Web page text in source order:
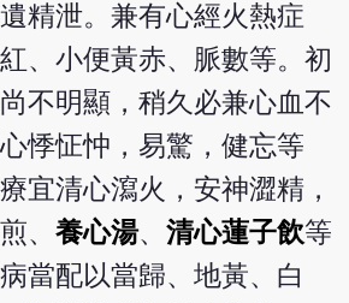
精泄。兼有心經火熱症
、小便黃赤、脈數等。初
不明顯，稍久必兼心血不
悸怔忡，易驚，健忘等
宜清心瀉火，安神澀精，
、養心湯、清心蓮子飲等
當配以當歸、地黃、白